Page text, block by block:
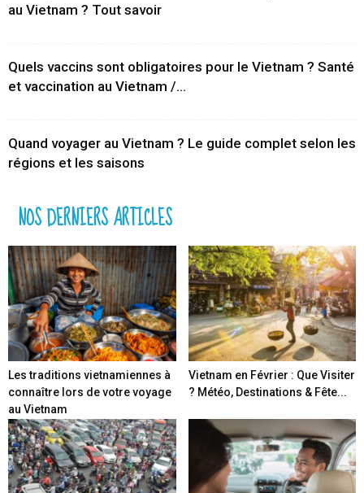
au Vietnam ? Tout savoir
Quels vaccins sont obligatoires pour le Vietnam ? Santé
et vaccination au Vietnam /...
Quand voyager au Vietnam ? Le guide complet selon les
régions et les saisons
NOS DERNIERS ARTICLES
Les traditions vietnamiennes à
connaître lors de votre voyage
au Vietnam
Vietnam en Février : Que Visiter
? Météo, Destinations & Fête...